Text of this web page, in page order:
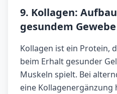
9. Kollagen:
gesundem Gewebe
Kollagen ist ein Protein,
beim Erhalt gesunder
Muskeln spielt. Bei
eine Kollagenergänzung